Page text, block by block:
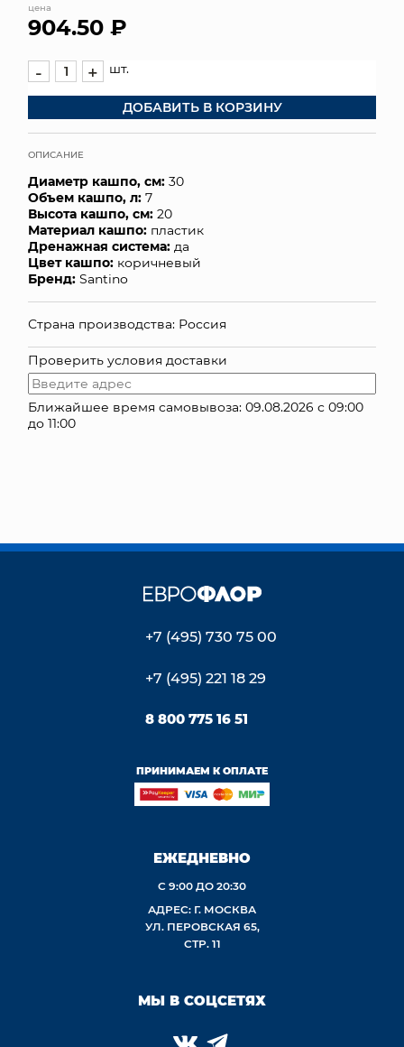
ПОДАРОЧНЫЕ КАРТЫ
ОПТОВЫМ КЛИЕНТАМ
ДОСТАВКА И ОПЛАТА
КОНТАКТЫ
цена
904.50 ₽
- + шт.
ДОБАВИТЬ В КОРЗИНУ
ОПИСАНИЕ
Диаметр кашпо, см: 30
Объем кашпо, л: 7
Высота кашпо, см: 20
Материал кашпо: пластик
Дренажная система: да
Цвет кашпо: коричневый
Бренд: Santino
Страна производства: Россия
Проверить условия доставки
Ближайшее время самовывоза: 09.08.2026 с 09:00
до 11:00
+7 (495) 730 75 00
+7 (495) 221 18 29
8 800 775 16 51
ПРИНИМАЕМ К ОПЛАТЕ
ЕЖЕДНЕВНО
С 9:00 ДО 20:30
АДРЕС: Г. МОСКВА
УЛ. ПЕРОВСКАЯ 65,
СТР. 11
МЫ В СОЦСЕТЯХ